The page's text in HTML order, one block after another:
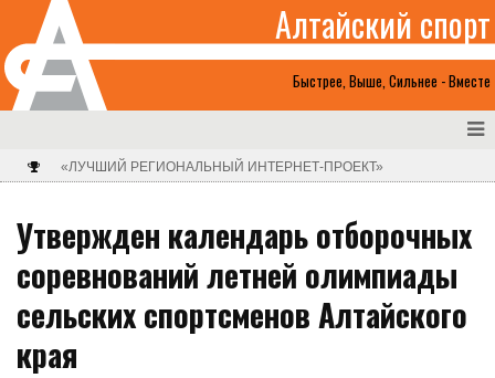
Быстрее, Выше, Сильнее - Вместе
Алтайский спорт
«ЛУЧШИЙ РЕГИОНАЛЬНЫЙ ИНТЕРНЕТ-ПРОЕКТ»
Утвержден календарь отборочных
соревнований летней олимпиады
сельских спортсменов Алтайского
края